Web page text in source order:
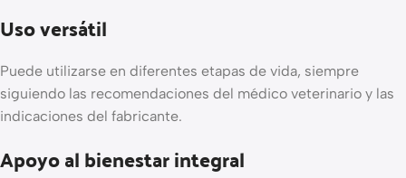
Uso versátil
Puede utilizarse en diferentes etapas de vida, siempre
siguiendo las recomendaciones del médico veterinario y las
indicaciones del fabricante.
Apoyo al bienestar integral